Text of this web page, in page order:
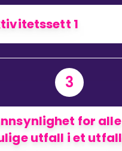
1
3
for alle
utfall i et